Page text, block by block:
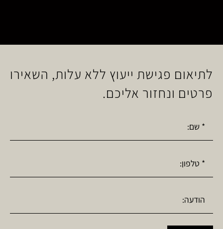
לתיאום פגישת ייעוץ ללא עלות, השאירו
פרטים ונחזור אליכם.